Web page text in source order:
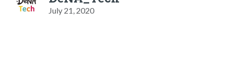
July 21, 2020